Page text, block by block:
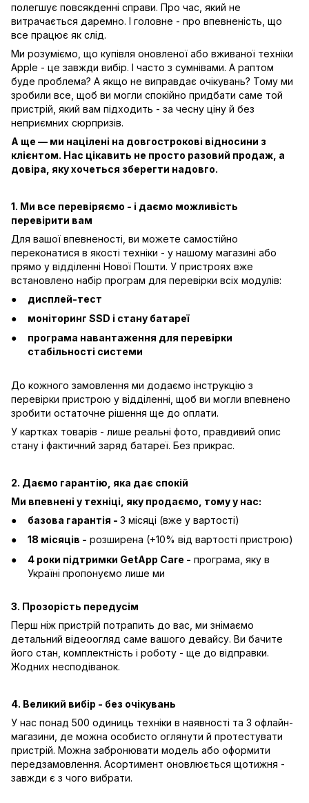
полегшує повсякденні справи. Про час, який не
витрачається даремно. І головне - про впевненість, що
все працює як слід.
Ми розуміємо, що купівля оновленої або вживаної техніки
Apple - це завжди вибір. І часто з сумнівами. А раптом
буде проблема? А якщо не виправдає очікувань? Тому ми
зробили все, щоб ви могли спокійно придбати саме той
пристрій, який вам підходить - за чесну ціну й без
неприємних сюрпризів.
А ще — ми націлені на довгострокові відносини з
клієнтом. Нас цікавить не просто разовий продаж, а
довіра, яку хочеться зберегти надовго.
1. Ми все перевіряємо - і даємо можливість
перевірити вам
Для вашої впевненості, ви можете самостійно
переконатися в якості техніки - у нашому магазині або
прямо у відділенні Нової Пошти. У пристроях вже
встановлено набір програм для перевірки всіх модулів:
дисплей-тест
моніторинг SSD і стану батареї
програма навантаження для перевірки
стабільності системи
До кожного замовлення ми додаємо інструкцію з
перевірки пристрою у відділенні, щоб ви могли впевнено
зробити остаточне рішення ще до оплати.
У картках товарів - лише реальні фото, правдивий опис
стану і фактичний заряд батареї. Без прикрас.
2. Даємо гарантію, яка дає спокій
Ми впевнені у техніці, яку продаємо, тому у нас:
базова гарантія - 3 місяці (вже у вартості)
18 місяців - розширена (+10% від вартості пристрою)
4 роки підтримки GetApp Care - програма, яку в
Україні пропонуємо лише ми
3. Прозорість передусім
Перш ніж пристрій потрапить до вас, ми знімаємо
детальний відеоогляд саме вашого девайсу. Ви бачите
його стан, комплектність і роботу - ще до відправки.
Жодних несподіванок.
4. Великий вибір - без очікувань
У нас понад 500 одиниць техніки в наявності та 3 офлайн-
магазини, де можна особисто оглянути й протестувати
пристрій. Можна забронювати модель або оформити
передзамовлення. Асортимент оновлюється щотижня -
завжди є з чого вибрати.